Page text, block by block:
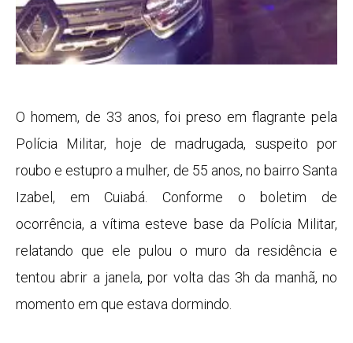
O homem, de 33 anos, foi preso em flagrante pela
Polícia Militar, hoje de madrugada, suspeito por
roubo e estupro a mulher, de 55 anos, no bairro Santa
Izabel, em Cuiabá. Conforme o boletim de
ocorrência, a vítima esteve base da Polícia Militar,
relatando que ele pulou o muro da residência e
tentou abrir a janela, por volta das 3h da manhã, no
momento em que estava dormindo.